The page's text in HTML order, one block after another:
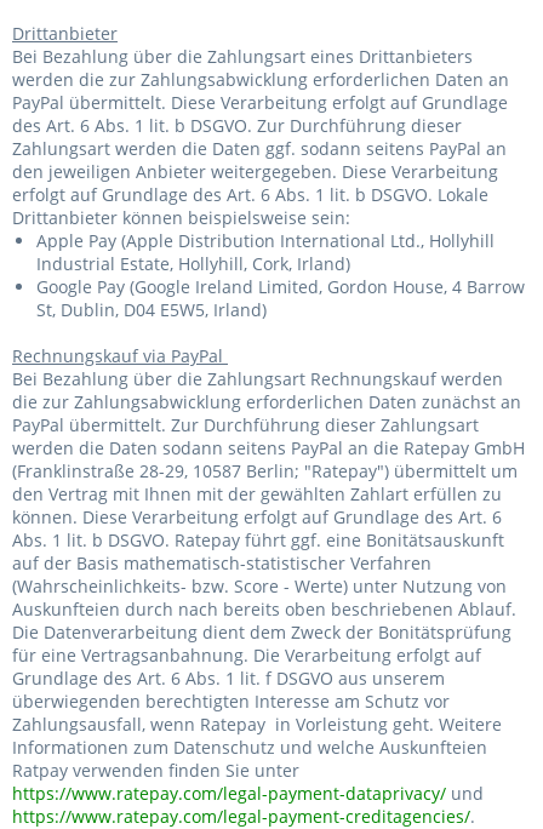
Drittanbieter
Bei Bezahlung über die Zahlungsart eines Drittanbieters
werden die zur Zahlungsabwicklung erforderlichen Daten an
PayPal übermittelt. Diese Verarbeitung erfolgt auf Grundlage
des Art. 6 Abs. 1 lit. b DSGVO. Zur Durchführung dieser
Zahlungsart werden die Daten ggf. sodann seitens PayPal an
den jeweiligen Anbieter weitergegeben. Diese Verarbeitung
erfolgt auf Grundlage des Art. 6 Abs. 1 lit. b DSGVO. Lokale
Drittanbieter können beispielsweise sein:
Apple Pay (Apple Distribution International Ltd., Hollyhill
Industrial Estate, Hollyhill, Cork, Irland)
Google Pay (Google Ireland Limited, Gordon House, 4 Barrow
St, Dublin, D04 E5W5, Irland)
Rechnungskauf via PayPal
Bei Bezahlung über die Zahlungsart Rechnungskauf werden
die zur Zahlungsabwicklung erforderlichen Daten zunächst an
PayPal übermittelt. Zur Durchführung dieser Zahlungsart
werden die Daten sodann seitens PayPal an die Ratepay GmbH
(Franklinstraße 28-29, 10587 Berlin; "Ratepay") übermittelt um
den Vertrag mit Ihnen mit der gewählten Zahlart erfüllen zu
können. Diese Verarbeitung erfolgt auf Grundlage des Art. 6
Abs. 1 lit. b DSGVO. Ratepay führt ggf. eine Bonitätsauskunft
auf der Basis mathematisch-statistischer Verfahren
(Wahrscheinlichkeits- bzw. Score - Werte) unter Nutzung von
Auskunfteien durch nach bereits oben beschriebenen Ablauf.
Die Datenverarbeitung dient dem Zweck der Bonitätsprüfung
für eine Vertragsanbahnung. Die Verarbeitung erfolgt auf
Grundlage des Art. 6 Abs. 1 lit. f DSGVO aus unserem
überwiegenden berechtigten Interesse am Schutz vor
Zahlungsausfall, wenn Ratepay in Vorleistung geht. Weitere
Informationen zum Datenschutz und welche Auskunfteien
Ratpay verwenden finden Sie unter
https://www.ratepay.com/legal-payment-dataprivacy/ und
https://www.ratepay.com/legal-payment-creditagencies/.